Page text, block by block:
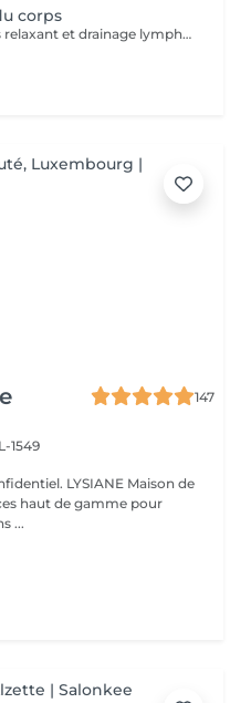
corps
Divers techniques de massages relaxant et drainage lymphatique manuel
147
1549
Maison de
haut de gamme pour
...